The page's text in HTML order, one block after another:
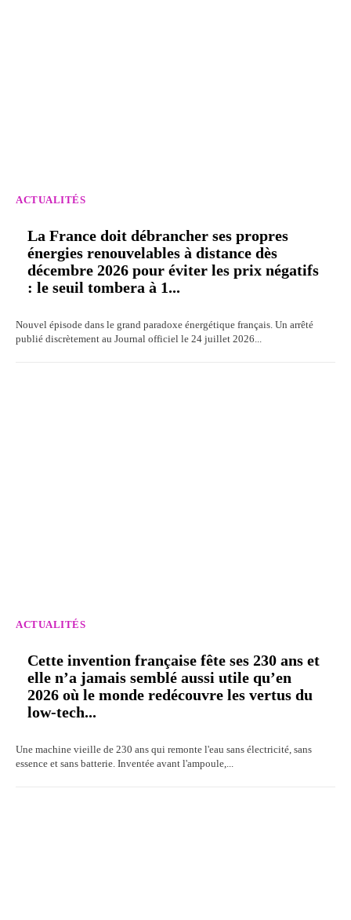
ACTUALITÉS
La France doit débrancher ses propres
énergies renouvelables à distance dès
décembre 2026 pour éviter les prix négatifs
: le seuil tombera à 1...
Nouvel épisode dans le grand paradoxe énergétique français. Un arrêté
publié discrètement au Journal officiel le 24 juillet 2026...
ACTUALITÉS
Cette invention française fête ses 230 ans et
elle n’a jamais semblé aussi utile qu’en
2026 où le monde redécouvre les vertus du
low-tech...
Une machine vieille de 230 ans qui remonte l'eau sans électricité, sans
essence et sans batterie. Inventée avant l'ampoule,...